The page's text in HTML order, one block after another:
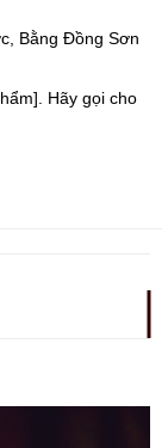
Bằng Đồng Sơn
Hãy gọi cho